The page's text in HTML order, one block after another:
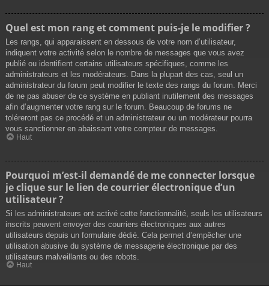
Quel est mon rang et comment puis-je le modifier ?
Les rangs, qui apparaissent en dessous de votre nom d’utilisateur,
indiquent votre activité selon le nombre de messages que vous avez
publié ou identifient certains utilisateurs spécifiques, comme les
administrateurs et les modérateurs. Dans la plupart des cas, seul un
administrateur du forum peut modifier le texte des rangs du forum. Merci
de ne pas abuser de ce système en publiant inutilement des messages
afin d’augmenter votre rang sur le forum. Beaucoup de forums ne
toléreront pas ce procédé et un administrateur ou un modérateur pourra
vous sanctionner en abaissant votre compteur de messages.
Haut
Pourquoi m’est-il demandé de me connecter lorsque
je clique sur le lien de courrier électronique d’un
utilisateur ?
Si les administrateurs ont activé cette fonctionnalité, seuls les utilisateurs
inscrits peuvent envoyer des courriers électroniques aux autres
utilisateurs depuis un formulaire dédié. Cela permet d’empêcher une
utilisation abusive du système de messagerie électronique par des
utilisateurs malveillants ou des robots.
Haut